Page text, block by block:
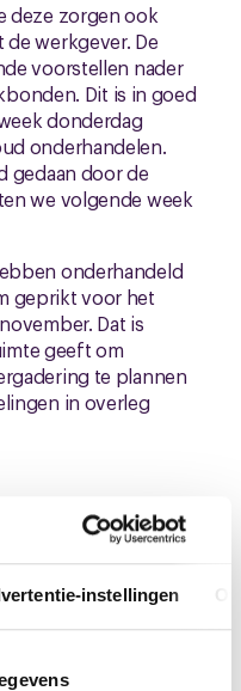
instellingen
deze zorgen ook
werkgever. De
voorstellen nader
Dit is in goed
donderdag
onderhandelen.
gedaan door de
we volgende week
onderhandeld
geprikt voor het
Dat is
geeft om
te plannen
in overleg
24 oktober
26 november